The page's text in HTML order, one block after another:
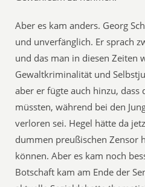
Aber es kam anders. Georg
und unverfänglich. Er sprach
und das man in diesen Zeiten
Gewaltkriminalität und
aber er fügte auch hinzu, dass
müssten, während bei den
verloren sei. Hegel hätte da
dummen preußischen Zensor
können. Aber es kam noch
Botschaft kam am Ende der